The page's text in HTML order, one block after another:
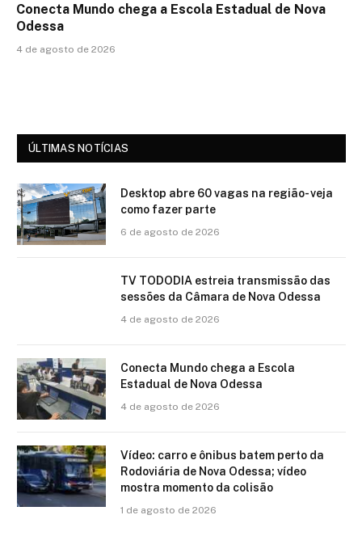
Conecta Mundo chega a Escola Estadual de Nova
Odessa
4 de agosto de 2026
ÚLTIMAS NOTÍCIAS
Desktop abre 60 vagas na região- veja
como fazer parte
6 de agosto de 2026
TV TODODIA estreia transmissão das
sessões da Câmara de Nova Odessa
4 de agosto de 2026
Conecta Mundo chega a Escola
Estadual de Nova Odessa
4 de agosto de 2026
Vídeo: carro e ônibus batem perto da
Rodoviária de Nova Odessa; vídeo
mostra momento da colisão
1 de agosto de 2026